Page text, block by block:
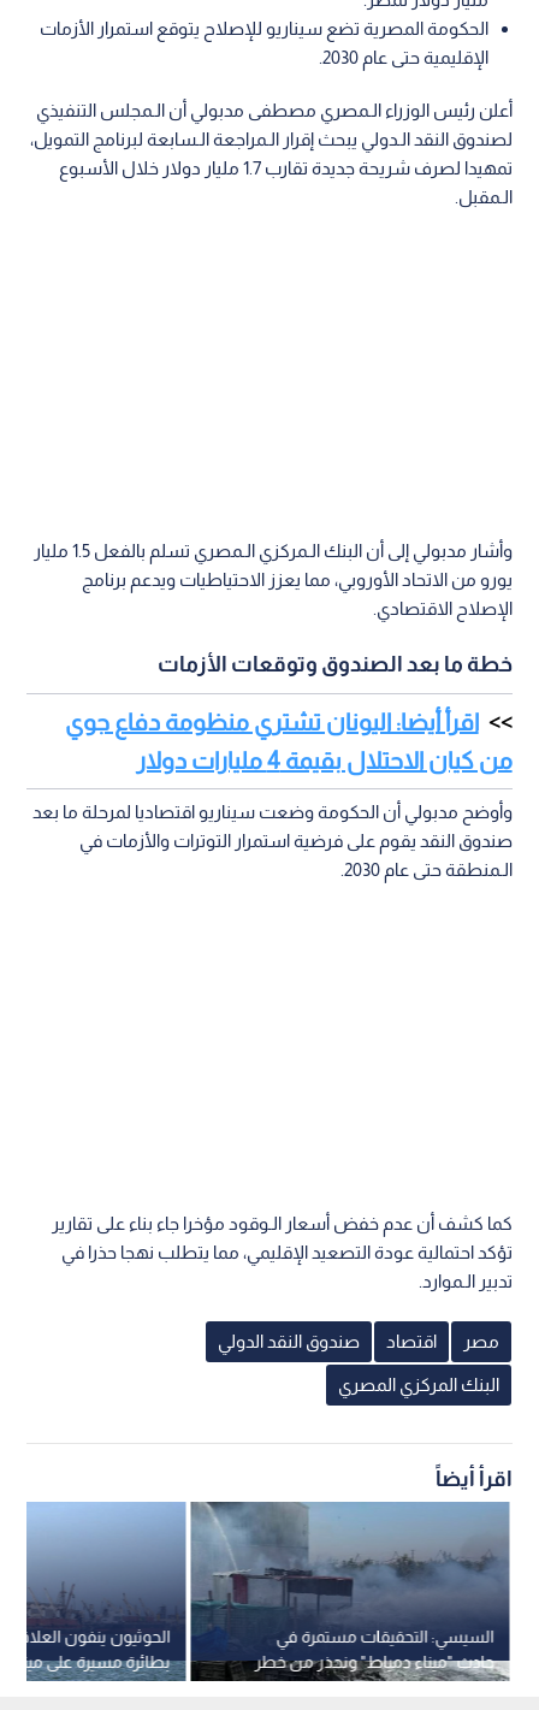
الحكومة المصرية تضع سيناريو للإصلاح يتوقع استمرار الأزمات
الإقليمية حتى عام 2030.
أعلن رئيس الوزراء الـمصري مصطفى مدبولي أن الـمجلس التنفيذي
لصندوق النقد الـدولي يبحث إقرار الـمراجعة الـسابعة لبرنامج التمويل،
تمهيدا لصرف شريحة جديدة تقارب 1.7 مليار دولار خلال الأسبوع
الـمقبل.
وأشار مدبولي إلى أن البنك الـمركزي الـمصري تسلم بالفعل 1.5 مليار
يورو من الاتحاد الأوروبي، مما يعزز الاحتياطيات ويدعم برنامج
الإصلاح الاقتصادي.
خطة ما بعد الصندوق وتوقعات الأزمات
اقرأ أيضا: اليونان تشتري منظومة دفاع جوي
من كيان الاحتلال بقيمة 4 مليارات دولار
وأوضح مدبولي أن الحكومة وضعت سيناريو اقتصاديا لمرحلة ما بعد
صندوق النقد يقوم على فرضية استمرار التوترات والأزمات في
الـمنطقة حتى عام 2030.
كما كشف أن عدم خفض أسعار الـوقود مؤخرا جاء بناء على تقارير
تؤكد احتمالية عودة التصعيد الإقليمي، مما يتطلب نهجا حذرا في
تدبير الـموارد.
مصر اقتصاد صندوق النقد الدولي
البنك المركزي المصري
اقرأ أيضاً
الحوثيون ينفون العلاقة
بطائرة مسيرة على ميناء
المصري
السيسي: التحقيقات مستمرة في
حادث "ميناء دمياط" ونحذر من خطر
التصعيد الإقليمي